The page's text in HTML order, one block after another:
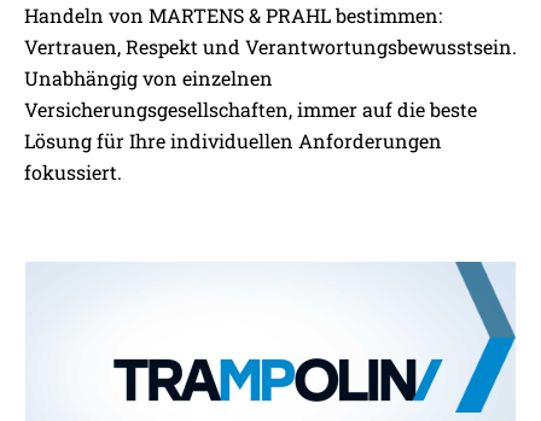
Handeln von MARTENS & PRAHL bestimmen:
Vertrauen, Respekt und Verantwortungsbewusstsein.
Unabhängig von einzelnen
Versicherungsgesellschaften, immer auf die beste
Lösung für Ihre individuellen Anforderungen
fokussiert.